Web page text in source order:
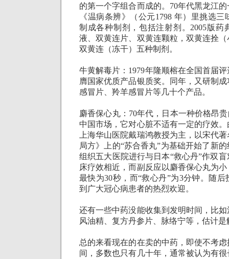
的第一个字组合而成的。 70年代黑龙江
《温病条辨》（公元1798 年）里挑选三
制成各种制剂，包括注射剂。 2005版药
液、双黄连片、双黄连颗粒，双黄连拴
双黄连（冻干）五种制剂。
牛黄解毒片： 1979年隆顺榕在全国首届
膺国家优质产品银质奖。同年，又研制
感冒片、羚羊感冒片等几十个产品。
麝香保心丸： 70年代，日本一种价格昂
中国市场，它对心脏不适有一定的疗效
上海华山医院戴瑞鸿教授为主，以宋代
局方》上的“苏合香丸”为基础开始了新
组织五大医院进行与日本“救心丹”作双
床疗效相近，而副反应以麝香保心丸为
最快为30秒，而“救心丹”为3分钟。随后
到广大冠心病患者的热烈欢迎。
还有一些中药没能收集到发明时间，比
风油精、复方丹参片、脉络宁等，估计
总的来看现在的在卖的中药，即使不考
间，多数也只有几十年，通常被认为有